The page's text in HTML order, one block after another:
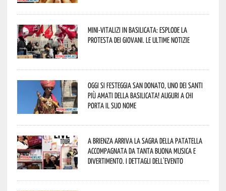
Mini-vitalizi in Basilicata: esplode la
protesta dei giovani. Le ultime notizie
Oggi si festeggia San Donato, uno dei Santi
più amati della Basilicata! Auguri a chi
porta il suo nome
A Brienza arriva la Sagra della Patatella
accompagnata da tanta buona musica e
divertimento. I dettagli dell’evento